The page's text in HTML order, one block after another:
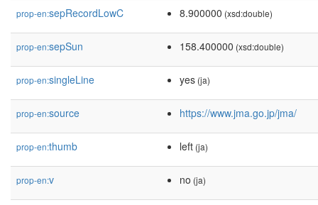
prop-en:sepRecordLowC 8.900000 (xsd:double)
prop-en:sepSun 158.400000 (xsd:double)
prop-en:singleLine yes (ja)
prop-en:source https://www.jma.go.jp/jma/
prop-en:thumb left (ja)
prop-en:v no (ja)